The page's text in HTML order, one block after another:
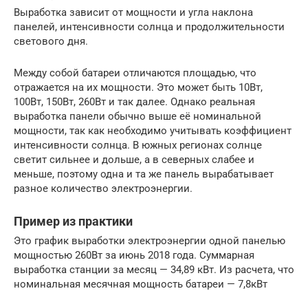
Выработка зависит от мощности и угла наклона
панелей, интенсивности солнца и продолжительности
светового дня.
Между собой батареи отличаются площадью, что
отражается на их мощности. Это может быть 10Вт,
100Вт, 150Вт, 260Вт и так далее. Однако реальная
выработка панели обычно выше её номинальной
мощности, так как необходимо учитывать коэффициент
интенсивности солнца. В южных регионах солнце
светит сильнее и дольше, а в северных слабее и
меньше, поэтому одна и та же панель вырабатывает
разное количество электроэнергии.
Пример из практики
Это график выработки электроэнергии одной панелью
мощностью 260Вт за июнь 2018 года. Суммарная
выработка станции за месяц — 34,89 кВт. Из расчета, что
номинальная месячная мощность батареи — 7,8кВт